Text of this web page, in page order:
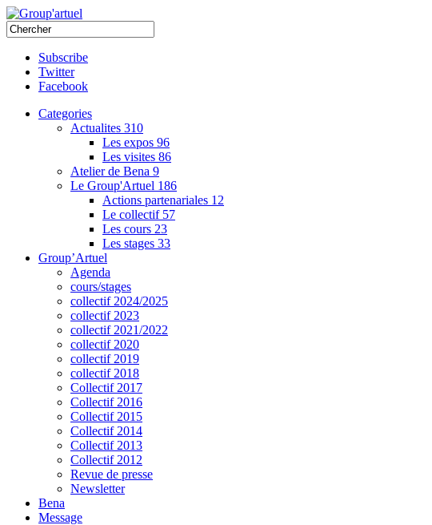
Subscribe
Twitter
Facebook
Categories
Actualites 310
Les expos 96
Les visites 86
Atelier de Bena 9
Le Group'Artuel 186
Actions partenariales 12
Le collectif 57
Les cours 23
Les stages 33
Group’Artuel
Agenda
cours/stages
collectif 2024/2025
collectif 2023
collectif 2021/2022
collectif 2020
collectif 2019
collectif 2018
Collectif 2017
Collectif 2016
Collectif 2015
Collectif 2014
Collectif 2013
Collectif 2012
Revue de presse
Newsletter
Bena
Message